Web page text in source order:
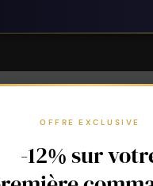
OFFRE EXCLUSIVE
-12% sur